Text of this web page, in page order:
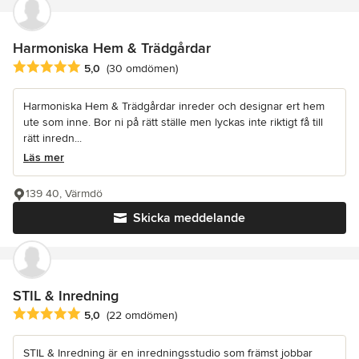
Harmoniska Hem & Trädgårdar
Genomsnittligt omdöme: 5 av 5 stjärnor
5,0 (30 omdömen)
Harmoniska Hem & Trädgårdar inreder och designar ert hem
ute som inne. Bor ni på rätt ställe men lyckas inte riktigt få till
rätt inredn...
Läs mer
Skicka meddelande
139 40, Värmdö
STIL & Inredning
Genomsnittligt omdöme: 5 av 5 stjärnor
5,0 (22 omdömen)
STIL & Inredning är en inredningsstudio som främst jobbar